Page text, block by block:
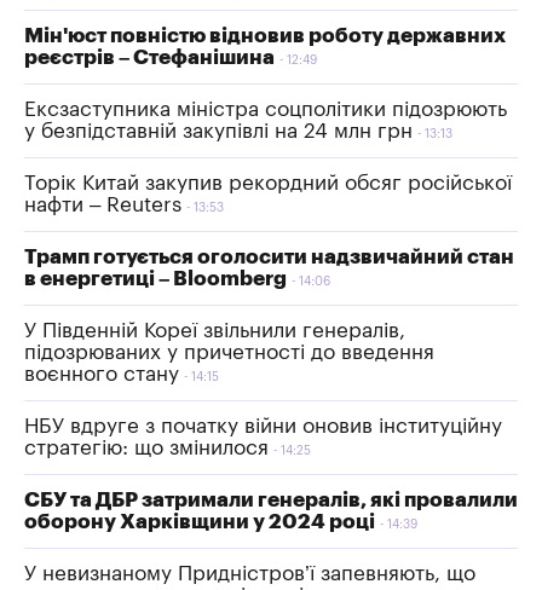
Мін'юст повністю відновив роботу державних
реєстрів – Стефанішина
12:49
Ексзаступника міністра соцполітики підозрюють
у безпідставній закупівлі на 24 млн грн
13:13
Торік Китай закупив рекордний обсяг російської
нафти – Reuters
13:53
Трамп готується оголосити надзвичайний стан
в енергетиці – Bloomberg
14:06
У Південній Кореї звільнили генералів,
підозрюваних у причетності до введення
воєнного стану
14:15
НБУ вдруге з початку війни оновив інституційну
стратегію: що змінилося
14:25
СБУ та ДБР затримали генералів, які провалили
оборону Харківщини у 2024 році
14:39
У невизнаному Придністров’ї запевняють, що